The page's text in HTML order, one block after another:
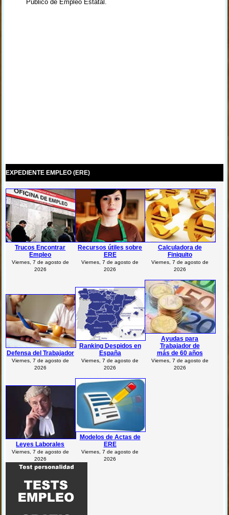
Público de Empleo Estatal.
EXPEDIENTE EMPLEO (ERE)
Trucos Encontrar
Empleo
Viernes, 7 de agosto de
2026
Recursos útiles sobre
ERE
Viernes, 7 de agosto de
2026
Calculadora de
Finiquito
Viernes, 7 de agosto de
2026
Defensa del Trabajador
Viernes, 7 de agosto de
2026
Ranking Despidos en
España
Viernes, 7 de agosto de
2026
Ayudas para
Trabajador de
más de 60 años
Viernes, 7 de agosto de
2026
Leyes Laborales
Viernes, 7 de agosto de
2026
Modelos de Actas de
ERE
Viernes, 7 de agosto de
2026